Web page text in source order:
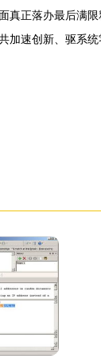
真正落办最后满
速创新、驱系统